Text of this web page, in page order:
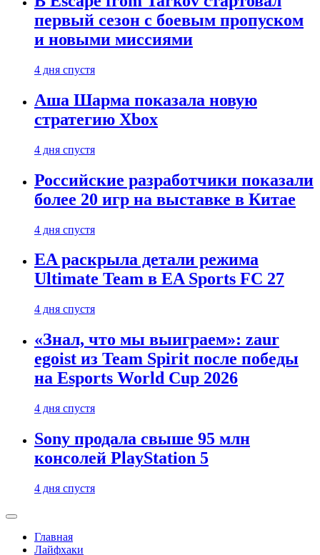
первый сезон с боевым пропуском
и новыми миссиями
4 дня спустя
Аша Шарма показала новую
стратегию Xbox
4 дня спустя
Российские разработчики показали
более 20 игр на выставке в Китае
4 дня спустя
EA раскрыла детали режима
Ultimate Team в EA Sports FC 27
4 дня спустя
«Знал, что мы выиграем»: zaur
egoist из Team Spirit после победы
на Esports World Cup 2026
4 дня спустя
Sony продала свыше 95 млн
консолей PlayStation 5
4 дня спустя
Главная
Лайфхаки